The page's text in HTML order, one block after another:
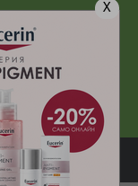
X
запазени